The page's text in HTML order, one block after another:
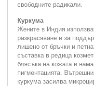
свободните радикали.
Куркума
Жените в Индия
разкрасяване и за
лишено от бръчки и
съставка в редица
блясъка на кожата и
пигментацията.
куркума засилва